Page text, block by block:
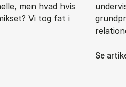
men hvad hvis
Vi tog fat i
Se